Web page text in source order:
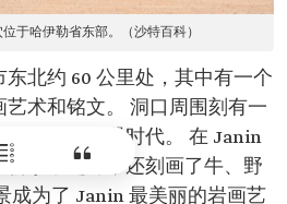
于哈伊勒省东部。（沙特百科）
北约 60 公里处，其中有一个
术和铭文。 洞口周围刻有一
溯到旧石器时代。 在 Janin
形象之外，还刻画了牛、野
成为了 Janin 最美丽的岩画艺